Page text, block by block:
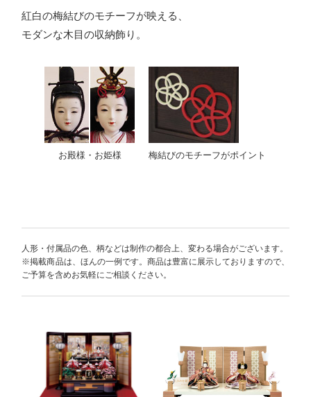
紅白の梅結びのモチーフが映える、
モダンな木目の収納飾り。
お殿様・お姫様 梅結びのモチーフがポイント
人形・付属品の色、柄などは制作の都合上、変わる場合がございます。
※掲載商品は、ほんの一例です。商品は豊富に展示しておりますので、
ご予算を含めお気軽にご相談ください。